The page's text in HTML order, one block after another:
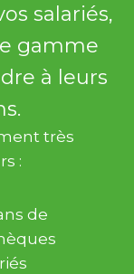
salariés,
gamme
à leurs
très
:
de